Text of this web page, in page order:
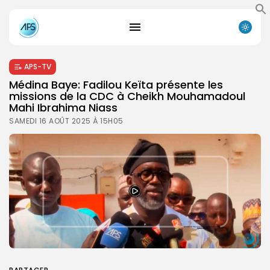
APS-TV
Médina Baye: Fadilou Keïta présente les
missions de la CDC à Cheikh Mouhamadoul
Mahi Ibrahima Niass
SAMEDI 16 AOÛT 2025 À 15H05